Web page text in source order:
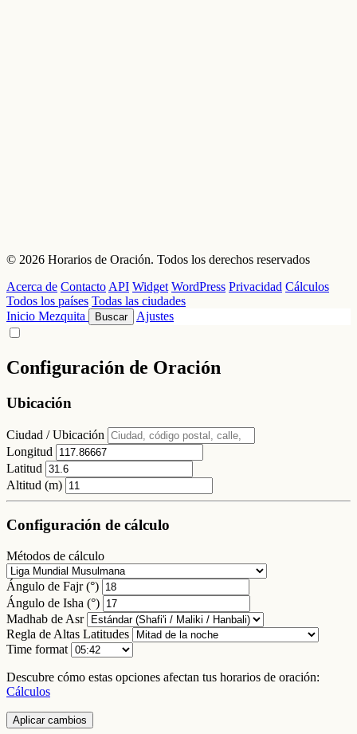
© 2026 Horarios de Oración. Todos los derechos reservados
Acerca de Contacto API Widget WordPress Privacidad Cálculos
Todos los países Todas las ciudades
Inicio Mezquita Buscar Ajustes
Configuración de Oración
Ubicación
Ciudad / Ubicación
Longitud
Latitud
Altitud (m)
Configuración de cálculo
Métodos de cálculo
Ángulo de Fajr (°)
Ángulo de Isha (°)
Madhab de Asr
Regla de Altas Latitudes
Time format
Descubre cómo estas opciones afectan tus horarios de oración:
Cálculos
Aplicar cambios